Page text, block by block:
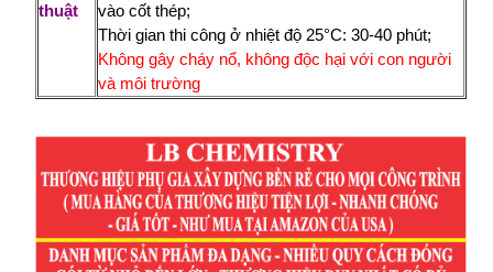
thuật
vào cốt thép;
Thời gian thi công ở nhiệt độ 25°C: 30-40 phút;
Không gây cháy nổ, không độc hại với con người
và môi trường